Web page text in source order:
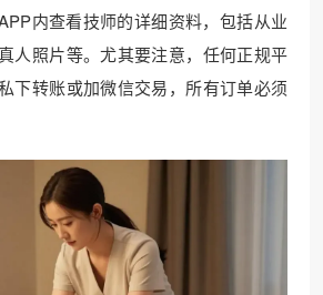
内查看技师的详细资料，包括从业
人照片等。尤其要注意，任何正规平
下转账或加微信交易，所有订单必须